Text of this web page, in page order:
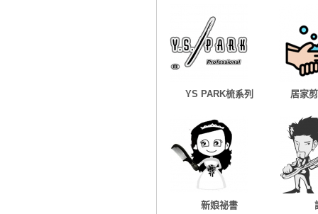
YS PARK梳系列 居家
新娘祕書